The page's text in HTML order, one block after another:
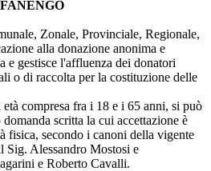
Zonale, Provinciale, Regionale,
alla donazione anonima e
e gestisce l'affluenza dei donatori
o di raccolta per la costituzione delle
compresa fra i 18 e i 65 anni, si può
scritta la cui accettazione è
fisica, secondo i canoni della vigente
Sig. Alessandro Mostosi e
e Roberto Cavalli.